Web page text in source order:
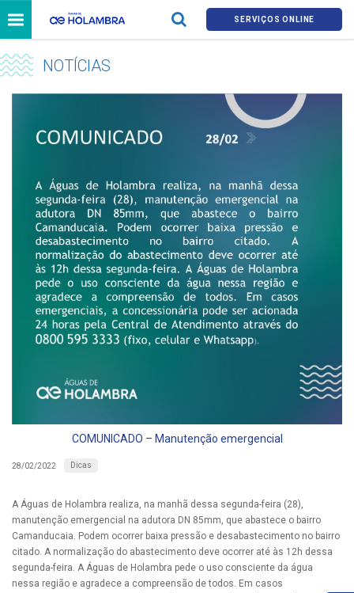
SERVIÇOS ONLINE
NOTÍCIAS
COMUNICADO – Manutenção emergencial
28/02/2022 Dicas
A Águas de Holambra realiza, na manhã dessa segunda-feira (28),
manutenção emergencial na adutora DN 85mm, que abastece o bairro
Camanducaia. Podem ocorrer baixa pressão e desabastecimento no bairro
citado. A normalização do abastecimento deve ocorrer até às 12h dessa
segunda-feira. A Águas de Holambra pede o uso consciente da água
nessa região e agradece a compreensão de todos. Em casos